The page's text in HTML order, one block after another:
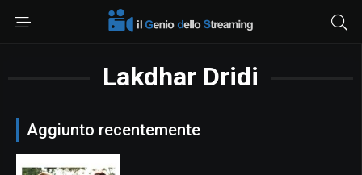
Lakdhar Dridi
Aggiunto recentemente